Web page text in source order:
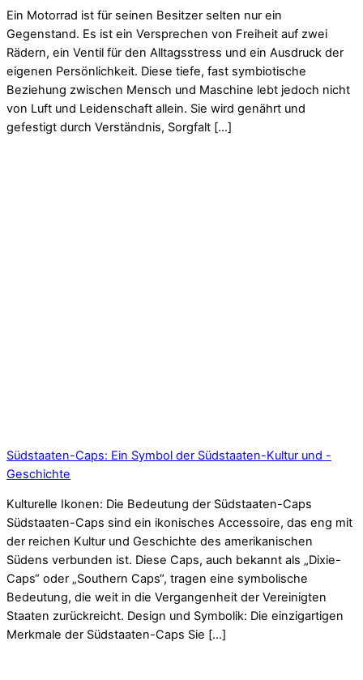
Ein Motorrad ist für seinen Besitzer selten nur ein
Gegenstand. Es ist ein Versprechen von Freiheit auf zwei
Rädern, ein Ventil für den Alltagsstress und ein Ausdruck der
eigenen Persönlichkeit. Diese tiefe, fast symbiotische
Beziehung zwischen Mensch und Maschine lebt jedoch nicht
von Luft und Leidenschaft allein. Sie wird genährt und
gefestigt durch Verständnis, Sorgfalt […]
Südstaaten-Caps: Ein Symbol der Südstaaten-Kultur und -
Geschichte
Kulturelle Ikonen: Die Bedeutung der Südstaaten-Caps
Südstaaten-Caps sind ein ikonisches Accessoire, das eng mit
der reichen Kultur und Geschichte des amerikanischen
Südens verbunden ist. Diese Caps, auch bekannt als „Dixie-
Caps“ oder „Southern Caps“, tragen eine symbolische
Bedeutung, die weit in die Vergangenheit der Vereinigten
Staaten zurückreicht. Design und Symbolik: Die einzigartigen
Merkmale der Südstaaten-Caps Sie […]